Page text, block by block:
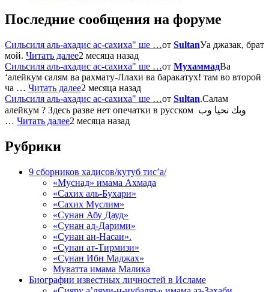
Последние сообщения на форуме
Сильсиля аль-ахадис ас-сахиха" ше …от SultanУа джазак, брат
мой. Читать далее2 месяца назад
Сильсиля аль-ахадис ас-сахиха" ше …от МухаммадВа
‘алейкум салям ва рахмату-Ллахи ва баракатух! там во второй
ча … Читать далее2 месяца назад
Сильсиля аль-ахадис ас-сахиха" ше …от Sultan.Салам
алейкум ? Здесь разве нет опечатки в русском وبك نحيا وب
… Читать далее2 месяца назад
Рубрики
9 сборников хадисов/кутуб тис’а/
«Муснад» имама Ахмада
«Сахих аль-Бухари»
«Сахих Муслим»
«Сунан Абу Дауд»
«Сунан ад-Дарими»
«Сунан ан-Насаи».
«Сунан ат-Тирмизи»
«Сунан Ибн Маджах»
Муватта имама Малика
Биографии известных личностей в Исламе